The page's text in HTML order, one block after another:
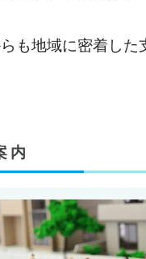
も地域に密着し
内